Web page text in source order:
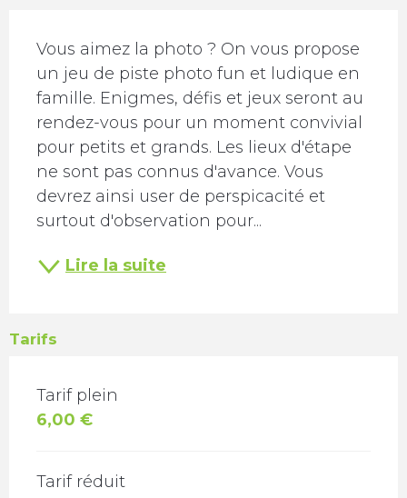
Description
Vous aimez la photo ? On vous propose
un jeu de piste photo fun et ludique en
famille. Enigmes, défis et jeux seront au
rendez-vous pour un moment convivial
pour petits et grands. Les lieux d'étape
ne sont pas connus d'avance. Vous
devrez ainsi user de perspicacité et
surtout d'observation pour...
Lire la suite
Tarifs
TARIFS 2026
Tarif plein
6,00 €
Tarif réduit